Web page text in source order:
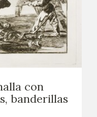
con
banderillas